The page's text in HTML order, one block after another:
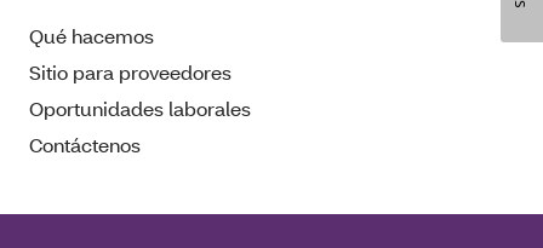
Qué hacemos
Sitio para proveedores
Oportunidades laborales
Contáctenos